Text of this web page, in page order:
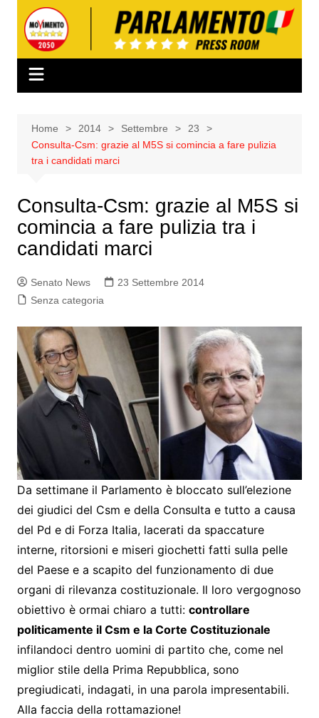
contenuto
Home 2014 Settembre
23
Consulta-Csm: grazie al M5S si comincia a fare pulizia
tra i candidati marci
Consulta-Csm: grazie al M5S si
comincia a fare pulizia tra i
candidati marci
Senato News
23 Settembre 2014
Senza categoria
Da settimane il Parlamento è bloccato sull’elezione
dei giudici del Csm e della Consulta e tutto a causa
del Pd e di Forza Italia, lacerati da spaccature
interne, ritorsioni e miseri giochetti fatti sulla pelle
del Paese e a scapito del funzionamento di due
organi di rilevanza costituzionale. Il loro vergognoso
obiettivo è ormai chiaro a tutti: controllare
politicamente il Csm e la Corte Costituzionale
infilandoci dentro uomini di partito che, come nel
miglior stile della Prima Repubblica, sono
pregiudicati, indagati, in una parola impresentabili.
Alla faccia della rottamazione!